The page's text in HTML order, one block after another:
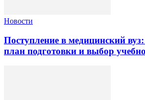
Новости
Поступление в медицинский
план подготовки и выбор